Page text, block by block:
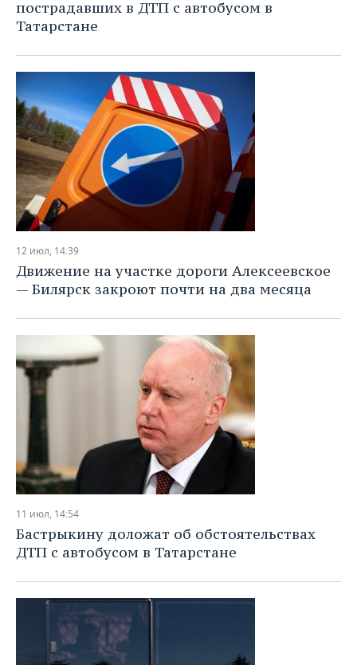
пострадавших в ДТП с автобусом в
Татарстане
12 июл, 14:39
Движение на участке дороги Алексеевское
— Билярск закроют почти на два месяца
11 июл, 14:54
Бастрыкину доложат об обстоятельствах
ДТП с автобусом в Татарстане